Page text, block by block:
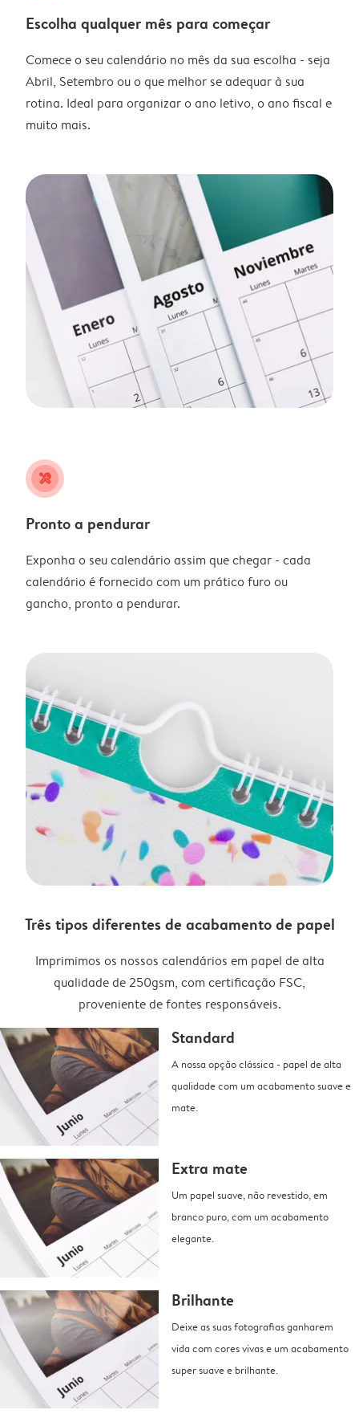
Escolha qualquer mês para começar
Comece o seu calendário no mês da sua escolha - seja
Abril, Setembro ou o que melhor se adequar à sua
rotina. Ideal para organizar o ano letivo, o ano fiscal e
muito mais.
tools
Pronto a pendurar
Exponha o seu calendário assim que chegar - cada
calendário é fornecido com um prático furo ou
gancho, pronto a pendurar.
Três tipos diferentes de acabamento de papel
Imprimimos os nossos calendários em papel de alta
qualidade de 250gsm, com certificação FSC,
proveniente de fontes responsáveis.
Standard
A nossa opção clássica - papel de alta
qualidade com um acabamento suave e
mate.
Extra mate
Um papel suave, não revestido, em
branco puro, com um acabamento
elegante.
Brilhante
Deixe as suas fotografias ganharem
vida com cores vivas e um acabamento
super suave e brilhante.